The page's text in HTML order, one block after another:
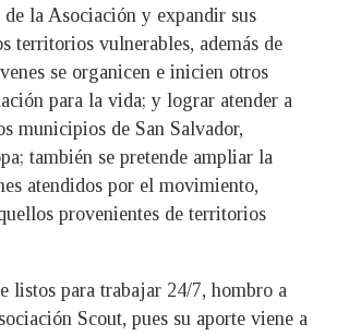
la Asociación y expandir sus
territorios vulnerables, además de
se organicen e inicien otros
para la vida; y lograr atender a
municipios de San Salvador,
también se pretende ampliar la
atendidos por el movimiento,
provenientes de territorios
listos para trabajar 24/7, hombro a
Scout, pues su aporte viene a